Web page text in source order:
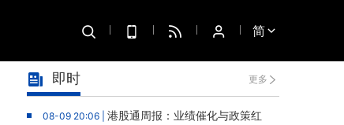
简
即时 更多
08-09 20:06 | 港股通周报：业绩催化与政策红